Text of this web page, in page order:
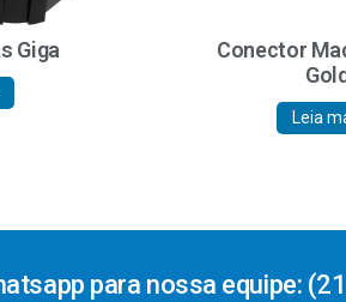
Giga
Conector
Leia
para nossa equipe: